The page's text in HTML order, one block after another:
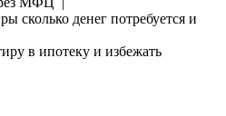
сколько денег потребуется и
в ипотеку и избежать